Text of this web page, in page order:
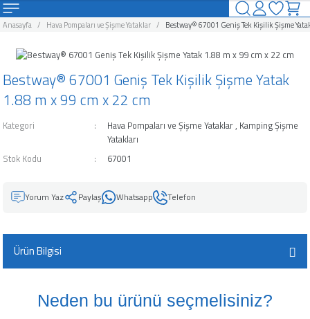
Geri Dön
Geri Dön
Ve Aksesuarları
Havuzları
Geri Dön
Aksesuarları
Geri Dön
ve Şişme Yataklar
Geri Dön
Geri Dön
Eğlence Ürünleri
Geri Dön
Kamp Ürünleri
Kamp Malzemeleri
Geri Dön
Anasayfa Hava Pompaları ve Şişme Yataklar Bestway® 67001 Geniş Tek Kişilik Şişme
Bestway® 67001 Geniş Tek Kişilik Şişme Yatak
1.88 m x 99 cm x 22 cm
Kategori Hava Pompaları ve Şişme Yataklar, Kamping Şişme
Yatakları
Stok Kodu
67001
Yorum Yaz Paylaş Whatsapp Telefon
Ürün Bilgisi
Neden bu ürünü seçmelisiniz?